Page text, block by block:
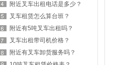
附近叉车出租电话是多少？
叉车租赁怎么算台班？
附近有5吨叉车出租吗？
叉车出租带司机价格？
附近有叉车卸货服务吗？